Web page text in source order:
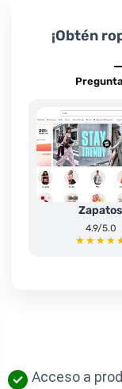
¡Obtén
Zapatos
4.9/5.0
Acceso a